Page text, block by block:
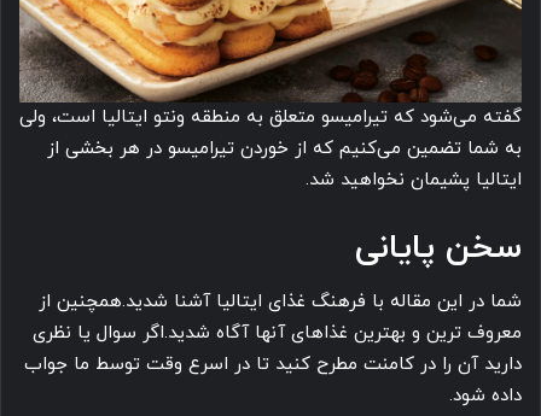
گفته می‌شود که تیرامیسو متعلق به منطقه ونتو ایتالیا است، ولی
به شما تضمین می‌کنیم که از خوردن تیرامیسو در هر بخشی از
ایتالیا پشیمان نخواهید شد.
سخن پایانی
شما در این مقاله با فرهنگ غذای ایتالیا آشنا شدید.همچنین از
معروف ترین و بهترین غذاهای آنها آگاه شدید.اگر سوال یا نظری
دارید آن را در کامنت مطرح کنید تا در اسرع وقت توسط ما جواب
داده شود.